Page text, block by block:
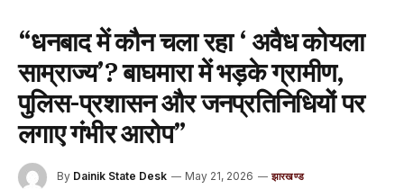
“धनबाद में कौन चला रहा ‘ अवैध कोयला
साम्राज्य’? बाघमारा में भड़के ग्रामीण,
पुलिस-प्रशासन और जनप्रतिनिधियों पर
लगाए गंभीर आरोप”
By Dainik State Desk May 21, 2026 झारखण्ड